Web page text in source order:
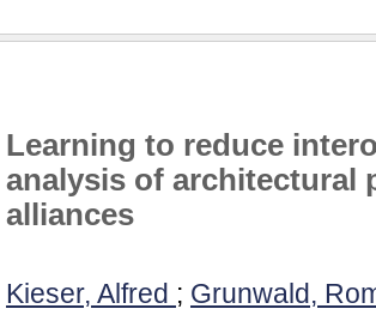
Learning to reduce
analysis of architectural
alliances
Kieser, Alfred ; Grunwald,